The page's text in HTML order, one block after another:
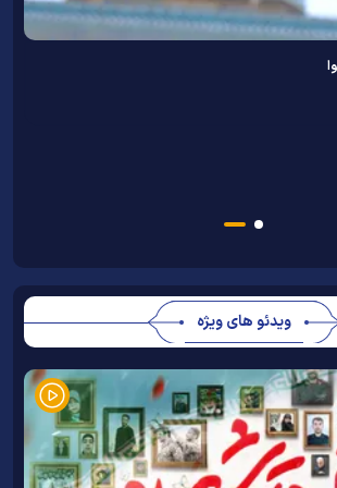
ویدئو های ویژه